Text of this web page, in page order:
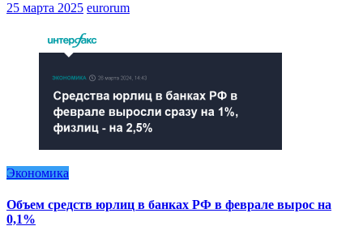
25 марта 2025 eurorum
Экономика
Объем средств юрлиц в банках РФ в феврале вырос на
0,1%